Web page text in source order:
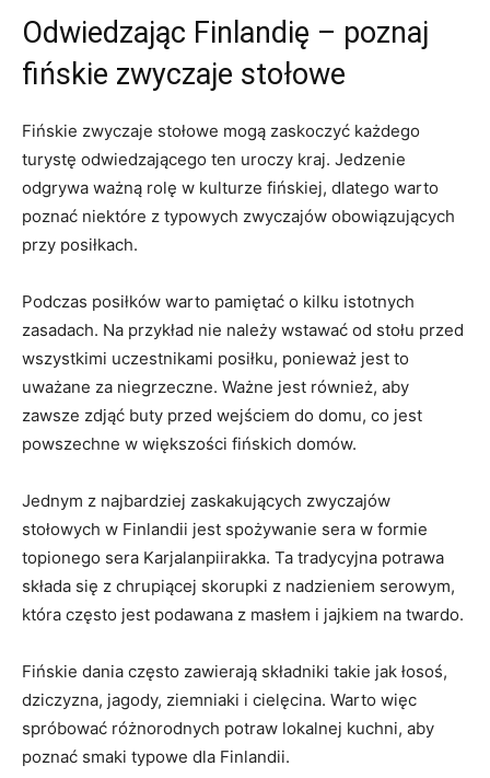
Odwiedzając ⁤Finlandię – poznaj ​
fińskie zwyczaje stołowe
Fińskie zwyczaje stołowe mogą zaskoczyć każdego
turystę ⁣odwiedzającego ⁤ten uroczy‌ kraj. Jedzenie
‍odgrywa ważną ⁢rolę⁤ w kulturze fińskiej, dlatego warto
poznać ‍niektóre z typowych ‌zwyczajów obowiązujących
przy posiłkach.
Podczas posiłków ‍warto ⁤pamiętać o⁣ kilku ⁣istotnych
zasadach. Na przykład nie ​należy wstawać od stołu przed⁢
wszystkimi ⁢uczestnikami posiłku, ⁤ponieważ jest ‌to
uważane za niegrzeczne. Ważne jest również, aby
zawsze⁢ zdjąć buty przed ⁤wejściem do domu, co ​jest
powszechne⁢ w ‍większości fińskich domów.
Jednym z najbardziej⁢ zaskakujących zwyczajów
stołowych w Finlandii jest spożywanie sera ‍w ‍formie
topionego⁢ sera Karjalanpiirakka. Ta tradycyjna potrawa
składa⁣ się z chrupiącej skorupki z ⁣nadzieniem serowym,
która ⁤często jest podawana ​z​ masłem i jajkiem na twardo.
Fińskie dania często zawierają składniki takie jak łosoś,
⁤dziczyzna, jagody, ziemniaki i cielęcina. Warto więc
spróbować różnorodnych potraw lokalnej kuchni, aby
poznać smaki typowe dla Finlandii.